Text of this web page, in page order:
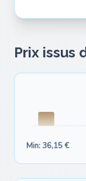
Prix issus
Min: 36,15 €